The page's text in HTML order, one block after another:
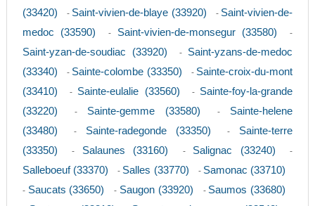
(33420)
- Saint-vivien-de-blaye (33920) - Saint-vivien-de-
medoc (33590)
- Saint-vivien-de-monsegur (33580) -
Saint-yzan-de-soudiac (33920) - Saint-yzans-de-medoc
(33340)
- Sainte-colombe (33350) - Sainte-croix-du-mont
(33410)
- Sainte-eulalie (33560) - Sainte-foy-la-grande
(33220)
- Sainte-gemme (33580) - Sainte-helene
(33480)
- Sainte-radegonde (33350) - Sainte-terre
(33350)
- Salaunes (33160) - Salignac (33240) -
Salleboeuf (33370) - Salles (33770) - Samonac (33710)
- Saucats (33650) - Saugon (33920) - Saumos (33680)